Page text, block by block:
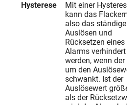
Hysterese
Mit einer Hysterese
kann das Flackern,
also das ständige
Auslösen und
Rücksetzen eines
Alarms verhindert
werden, wenn der
um den Auslösewert
schwankt. Ist der
Auslösewert größer
als der Rücksetzwert,